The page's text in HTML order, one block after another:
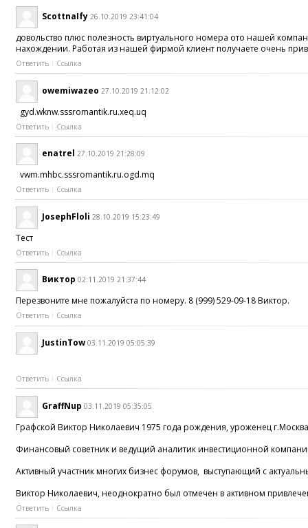
ScottnaIfy 26.10.2019 23:41:04
довольство плюс полезность виртуального номера ото нашей
нахождении. Работая из нашей фирмой клиент получаете очень
Ответить Ссылка
owemiwazeo 27.10.2019 21:12:02
gyd.wknw.sssromantik.ru.xeq.uq
Ответить Ссылка
enatrel 27.10.2019 21:28:09
vwm.mhbc.sssromantik.ru.ogd.mq
Ответить Ссылка
JosephFloli 28.10.2019 15:23:49
Тест
Ответить Ссылка
Виктор 02.11.2019 21:37:44
Перезвоните мне пожалуйста по номеру. 8 (999) 529-09-18 Виктор.
Ответить Ссылка
JustinTow 03.11.2019 05:05:39
Ответить Ссылка
GraffNup 03.11.2019 05:35:05
Графской Виктор Николаевич 1975 года рождения, уроженец
Финансовый советник и ведущий аналитик инвестиционной
Активный участник многих бизнес форумов, выступающий с
Виктор Николаевич, неоднократно был отмечен в активном
Ответить Ссылка